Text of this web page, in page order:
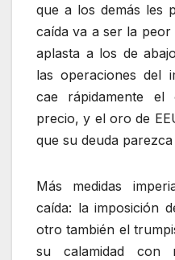
que a los demás les
caída va a ser la peor
aplasta a los de
las operaciones del
cae rápidamente
precio, y el oro de
que su deuda
Más medidas
caída: la imposición
otro también el
su calamidad con